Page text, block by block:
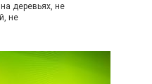
деревьях, не
не